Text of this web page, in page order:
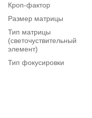
Кроп-фактор
Размер матрицы
Тип матрицы
(светочуствительный
элемент)
Тип фокусировки